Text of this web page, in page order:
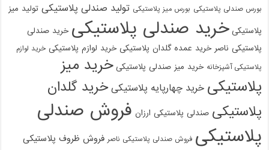
بورس صندلی پلاستیکی بورس میز پلاستیکی تولید صندلی پلاستیکی تولید میز
پلاستیکی خرید صندلی پلاستیکی خرید صندلی
پلاستیکی ناصر خرید عمده گلدان پلاستیکی خرید لوازم پلاستیکی خرید لوازم
پلاستیکی آشپزخانه خرید میز صندلی پلاستیکی خرید میز
پلاستیکی خرید چهارپایه پلاستیکی خرید گلدان
پلاستیکی صندلی پلاستیکی ارزان فروش صندلی
پلاستیکی فروش صندلی پلاستیکی ناصر فروش ظروف پلاستیکی